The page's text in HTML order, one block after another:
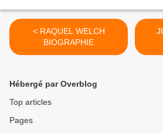
< RAQUEL WELCH
BIOGRAPHIE
Hébergé par Overblog
Top articles
Pages